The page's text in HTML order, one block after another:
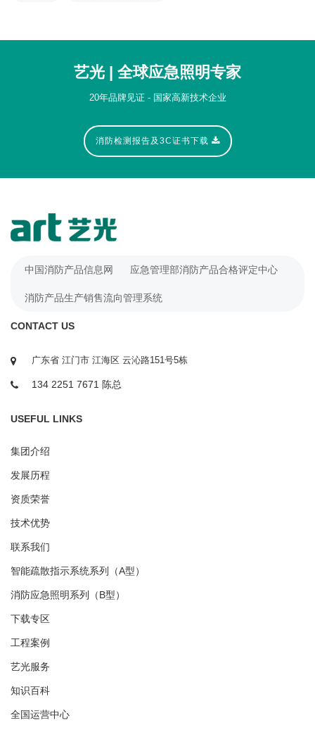
艺光 | 全球应急照明专家
20年品牌见证 - 国家高新技术企业
消防检测报告及3C证书下载
中国消防产品信息网 应急管理部消防产品合格评定中心
消防产品生产销售流向管理系统
CONTACT US
广东省 江门市 江海区 云沁路151号5栋
134 2251 7671 陈总
USEFUL LINKS
集团介绍
发展历程
资质荣誉
技术优势
联系我们
智能疏散指示系统系列（A型）
消防应急照明系列（B型）
下载专区
工程案例
艺光服务
知识百科
全国运营中心